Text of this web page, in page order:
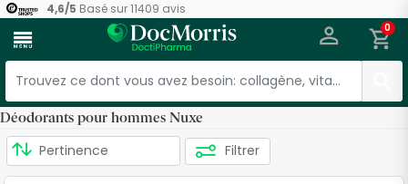
4,6/5 Basé sur11409 avis
menu 0
Déodorants pour hommes Nuxe
Filtrer